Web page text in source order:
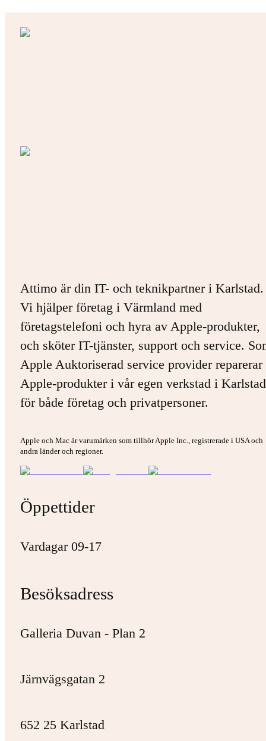
Attimo är din IT- och teknikpartner i Karlstad.
Vi hjälper företag i Värmland med
företagstelefoni och hyra av Apple-produkter,
och sköter IT-tjänster, support och service.
Apple Auktoriserad service provider
Apple-produkter i vår egen verkstad i
för både företag och privatpersoner.
Apple och Mac är varumärken som tillhör Apple Inc., registrerade i USA och
andra länder och regioner.
Öppettider
Vardagar 09-17
Besöksadress
Galleria Duvan - Plan 2
Järnvägsgatan 2
652 25 Karlstad